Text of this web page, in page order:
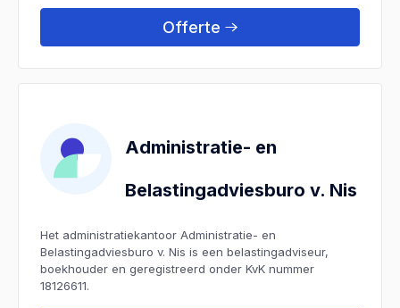
Offerte
Administratie- en
Belastingadviesburo v. Nis
Het administratiekantoor Administratie- en
Belastingadviesburo v. Nis is een belastingadviseur,
boekhouder en geregistreerd onder KvK nummer
18126611.